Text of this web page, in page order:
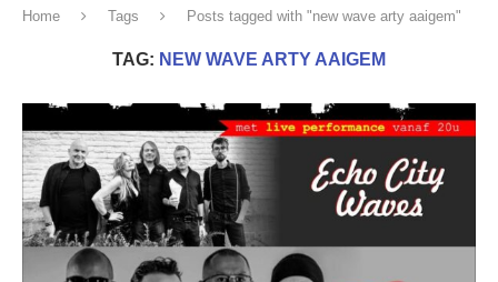
Home Tags Posts tagged with "new wave arty aaigem"
TAG: NEW WAVE ARTY AAIGEM